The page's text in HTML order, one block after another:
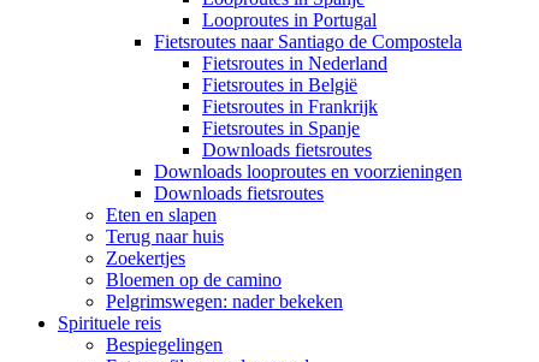
Looproutes in Portugal
Fietsroutes naar Santiago de Compostela
Fietsroutes in Nederland
Fietsroutes in België
Fietsroutes in Frankrijk
Fietsroutes in Spanje
Downloads fietsroutes
Downloads looproutes en voorzieningen
Downloads fietsroutes
Eten en slapen
Terug naar huis
Zoekertjes
Bloemen op de camino
Pelgrimswegen: nader bekeken
Spirituele reis
Bespiegelingen